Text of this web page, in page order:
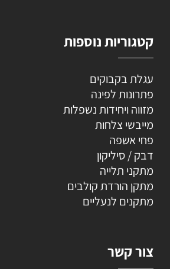
קטגוריות נוספות
עגלת בקבוקים
פתרונות לפינה
מזווה ויחידות נשפלות
מייבשי צלחות
פחי אשפה
דבק / סיליקון
מתקני תלייה
מתקן הורדת קולבים
מתקנים לנעליים
צור קשר